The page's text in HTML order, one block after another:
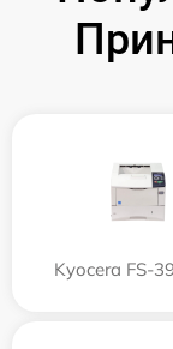
Kyocera FS-